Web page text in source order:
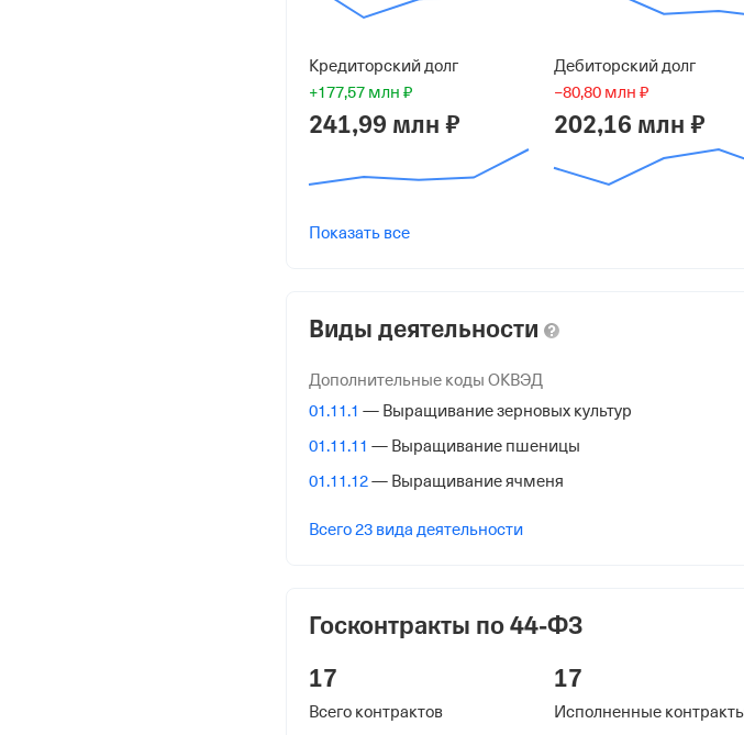
ООО "Мильман-Агро"
Юридический адрес
660135, Красноярский край гор. Красноярск, ул.
5, стр. 1, 308/1
246501001
Регистрация ФНС
5 октября 2012
Межрайонная Инспекция Федеральной Налоговой
№ 23 по Красноярскому краю
Адрес налоговой
660133, Красноярск гор., Партизана Железняка ул. 46,
Кредиторский долг
+177,57 млн ₽
241,99 млн ₽
Дебиторский долг
−80,80 млн ₽
202,16 млн ₽
Показать все
Виды деятельности
Дополнительные коды ОКВЭД
01.11.1 — Выращивание зерновых культур
01.11.11 — Выращивание пшеницы
01.11.12— Выращивание ячменя
Всего 23 вида деятельности
Госконтракты по 44-ФЗ
17
Всего контрактов
17
Исполненные